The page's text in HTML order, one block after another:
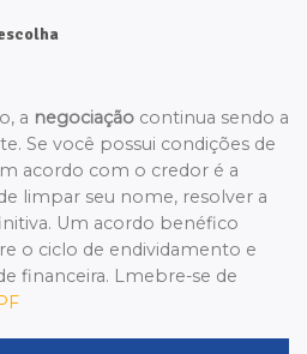
a negociação continua sendo a
Se você possui condições de
acordo com o credor é a
limpar seu nome, resolver a
Um acordo benéfico
o ciclo de endividamento e
financeira. Lmebre-se de